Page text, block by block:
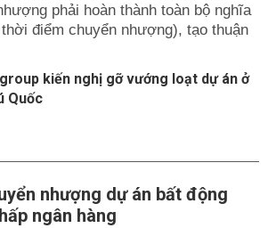
phải hoàn thành toàn bộ nghĩa
điểm chuyển nhượng), tạo thuận
kiến nghị gỡ vướng loạt dự án ở
Quốc
nhượng dự án bất động
ngân hàng